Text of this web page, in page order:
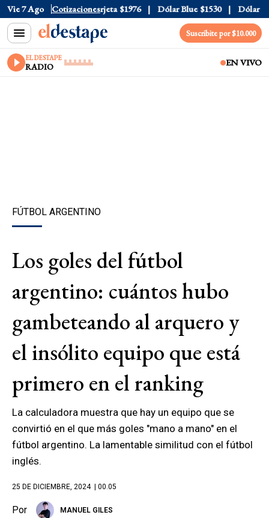
Vie 7 Ago Cotizaciones
$1520 Dólar Tarjeta $1976 Dólar Blue $1530 Dólar CCL
Suscribite por $10.000
EL DESTAPE
RADIO EN VIVO
FÚTBOL ARGENTINO
Los goles del fútbol
argentino: cuántos hubo
gambeteando al arquero y
el insólito equipo que está
primero en el ranking
La calculadora muestra que hay un equipo que se
convirtió en el que más goles "mano a mano" en el
fútbol argentino. La lamentable similitud con el fútbol
inglés.
25 DE DICIEMBRE, 2024 | 00.05
Por MANUEL GILES